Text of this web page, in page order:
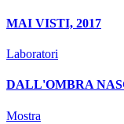
MAI VISTI, 2017
Laboratori
DALL'OMBRA
Mostra